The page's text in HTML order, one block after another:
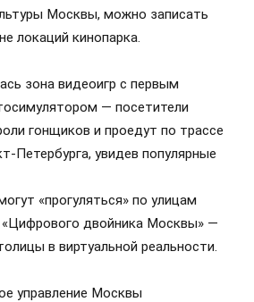
Москвы, можно записать
локаций кинопарка.
зона видеоигр с первым
— посетители
гонщиков и проедут по трассе
увидев популярные
«прогуляться» по улицам
двойника Москвы» —
в виртуальной реальности.
управление Москвы